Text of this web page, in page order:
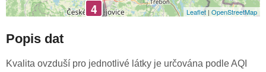
4 Leaflet | OpenStreetMap
Popis dat
Kvalita ovzduší pro jednotlivé látky je určována podle AQI